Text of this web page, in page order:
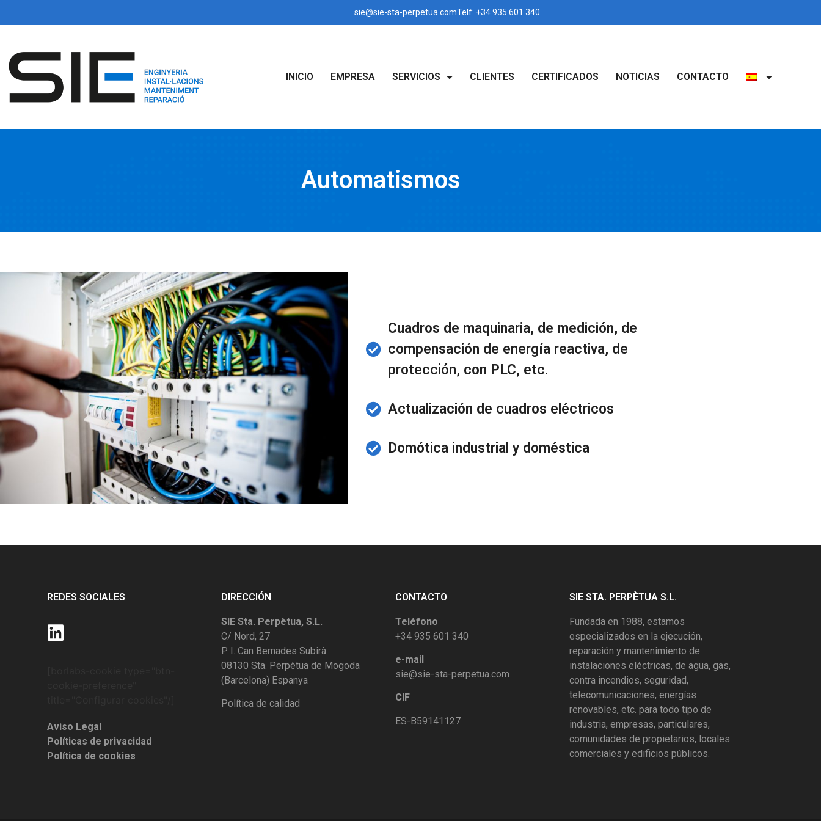
sie@sie-sta-perpetua.comTelf: +34 935 601 340
INICIO EMPRESA SERVICIOS CLIENTES CERTIFICADOS NOTICIAS CONTACTO
Automatismos
Cuadros de maquinaria, de medición, de
compensación de energía reactiva, de
protección, con PLC, etc.
Actualización de cuadros eléctricos
Domótica industrial y doméstica
REDES SOCIALES
Aviso Legal
Políticas de privacidad
Política de cookies
DIRECCIÓN
SIE Sta. Perpètua, S.L.
C/ Nord, 27
P. I. Can Bernades Subirà
08130 Sta. Perpètua de Mogoda
(Barcelona) Espanya
Política de calidad
CONTACTO
Teléfono
+34 935 601 340
e-mail
sie@sie-sta-perpetua.com
CIF
ES-B59141127
SIE STA. PERPÈTUA S.L.
Fundada en 1988, estamos
especializados en la ejecución,
reparación y mantenimiento de
instalaciones eléctricas, de agua, gas,
contra incendios, seguridad,
telecomunicaciones, energías
renovables, etc. para todo tipo de
industria, empresas, particulares,
comunidades de propietarios, locales
comerciales y edificios públicos.